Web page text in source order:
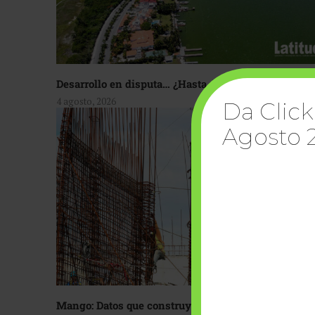
Desarrollo en disputa… ¿Hasta dónde crecer?
4 agosto, 2026
Mango: Datos que construyen confianza
Da
Agosto